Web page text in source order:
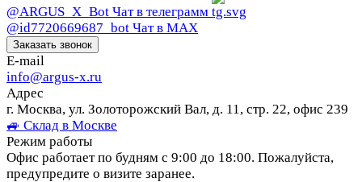
@ARGUS_X_Bot Чат в телеграмм
@id7720669687_bot Чат в МАХ
Заказать звонок
E-mail
info@argus-x.ru
Адрес
г. Москва, ул. Золоторожский Вал, д. 11, стр. 22, офис 239
🚙 Склад в Москве
Режим работы
Офис работает по будням с 9:00 до 18:00. Пожалуйста,
предупредите о визите заранее.